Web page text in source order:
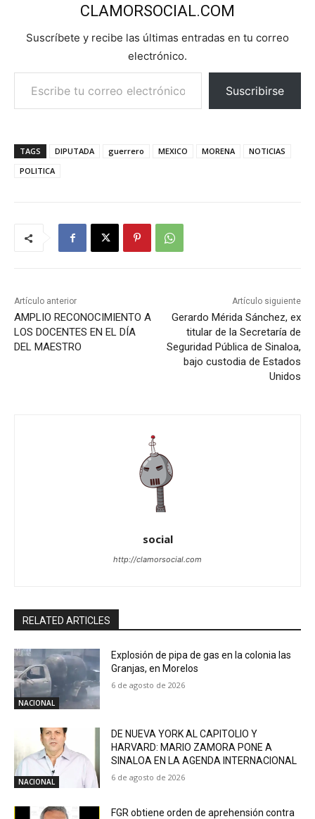
CLAMORSOCIAL.COM
Suscríbete y recibe las últimas entradas en tu correo
electrónico.
Escribe tu correo electrónico…
Suscribirse
TAGS DIPUTADA guerrero MEXICO MORENA
NOTICIAS
POLITICA
Artículo anterior
AMPLIO RECONOCIMIENTO A
LOS DOCENTES EN EL DÍA
DEL MAESTRO
Artículo siguiente
Gerardo Mérida Sánchez, ex
titular de la Secretaría de
Seguridad Pública de Sinaloa,
bajo custodia de Estados
Unidos
social
http://clamorsocial.com
RELATED ARTICLES
NACIONAL
Explosión de pipa de gas en la colonia las
Granjas, en Morelos
6 de agosto de 2026
NACIONAL
DE NUEVA YORK AL CAPITOLIO Y
HARVARD: MARIO ZAMORA PONE A
SINALOA EN LA AGENDA INTERNACIONAL
6 de agosto de 2026
FGR obtiene orden de aprehensión contra